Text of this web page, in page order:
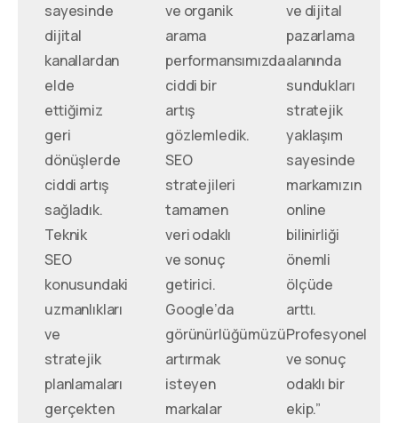
sayesinde
dijital
kanallardan
elde
ettiğimiz
geri
dönüşlerde
ciddi artış
sağladık.
Teknik
SEO
konusundaki
uzmanlıkları
ve
stratejik
planlamaları
gerçekten
ve organik
arama
performansımızda
ciddi bir
artış
gözlemledik.
SEO
stratejileri
tamamen
veri odaklı
ve sonuç
getirici.
Google’da
görünürlüğümüzü
artırmak
isteyen
markalar
ve dijital
pazarlama
alanında
sundukları
stratejik
yaklaşım
sayesinde
markamızın
online
bilinirliği
önemli
ölçüde
arttı.
Profesyonel
ve sonuç
odaklı bir
ekip.”